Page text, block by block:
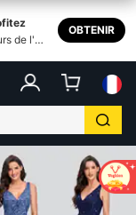
de l'ap
OBTENIR